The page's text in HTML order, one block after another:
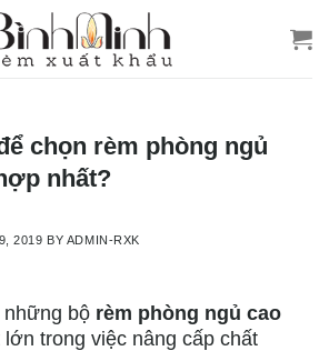
chọn rèm phòng ngủ
nhất?
2019 BY ADMIN-RXK
những bộ rèm phòng ngủ cao
trong việc nâng cấp chất